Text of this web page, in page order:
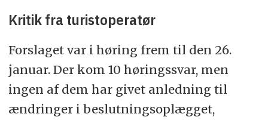
gang eller som flere betalinger, der er eller ser
ud til at være indbyrdes forbundne. Løbende
udgangspunkt ikke »forbundne«.
Kritik fra turistoperatør
Forslaget var i høring frem til den 26.
januar. Der kom 10 høringssvar, men
ingen af dem har givet anledning til
ændringer i beslutningsoplægget,